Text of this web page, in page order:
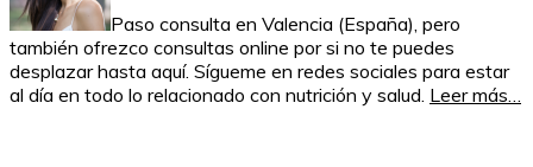
Paso consulta en Valencia (España), pero
también ofrezco consultas online por si no te puedes
desplazar hasta aquí. Sígueme en redes sociales para estar
al día en todo lo relacionado con nutrición y salud. Leer más…